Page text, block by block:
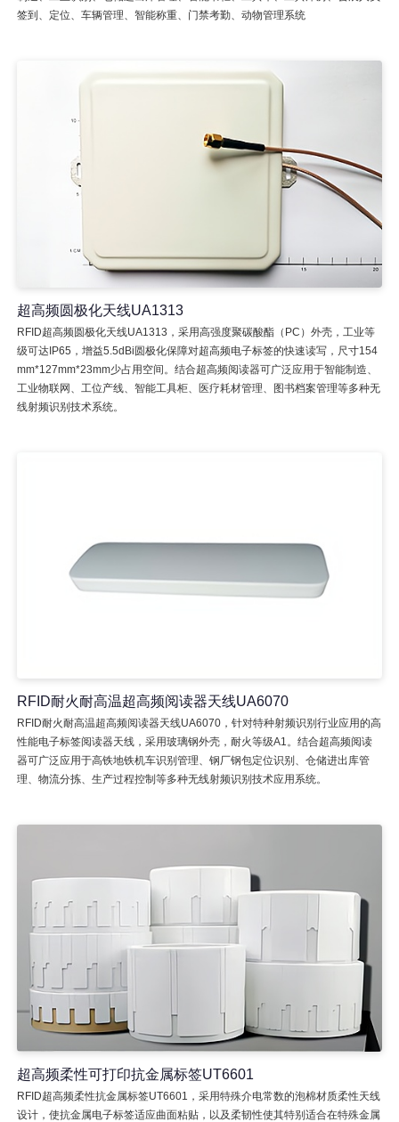
签到、定位、车辆管理、智能称重、门禁考勤、动物管理系统
超高频圆极化天线UA1313
RFID超高频圆极化天线UA1313，采用高强度聚碳酸酯（PC）外壳，工业等
级可达IP65，增益5.5dBi圆极化保障对超高频电子标签的快速读写，尺寸154
mm*127mm*23mm少占用空间。结合超高频阅读器可广泛应用于智能制造、
工业物联网、工位产线、智能工具柜、医疗耗材管理、图书档案管理等多种无
线射频识别技术系统。
RFID耐火耐高温超高频阅读器天线UA6070
RFID耐火耐高温超高频阅读器天线UA6070，针对特种射频识别行业应用的高
性能电子标签阅读器天线，采用玻璃钢外壳，耐火等级A1。结合超高频阅读
器可广泛应用于高铁地铁机车识别管理、钢厂钢包定位识别、仓储进出库管
理、物流分拣、生产过程控制等多种无线射频识别技术应用系统。
超高频柔性可打印抗金属标签UT6601
RFID超高频柔性抗金属标签UT6601，采用特殊介电常数的泡棉材质柔性天线
设计，使抗金属电子标签适应曲面粘贴，以及柔韧性使其特别适合在特殊金属